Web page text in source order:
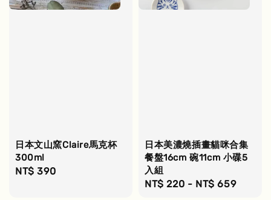
日本文山窯Claire馬克杯
300ml
Regular
NT$ 390
日本美濃燒插畫貓咪合集
餐盤16cm 碗11cm 小碟5
入組
Regular
NT$ 220 - NT$ 659